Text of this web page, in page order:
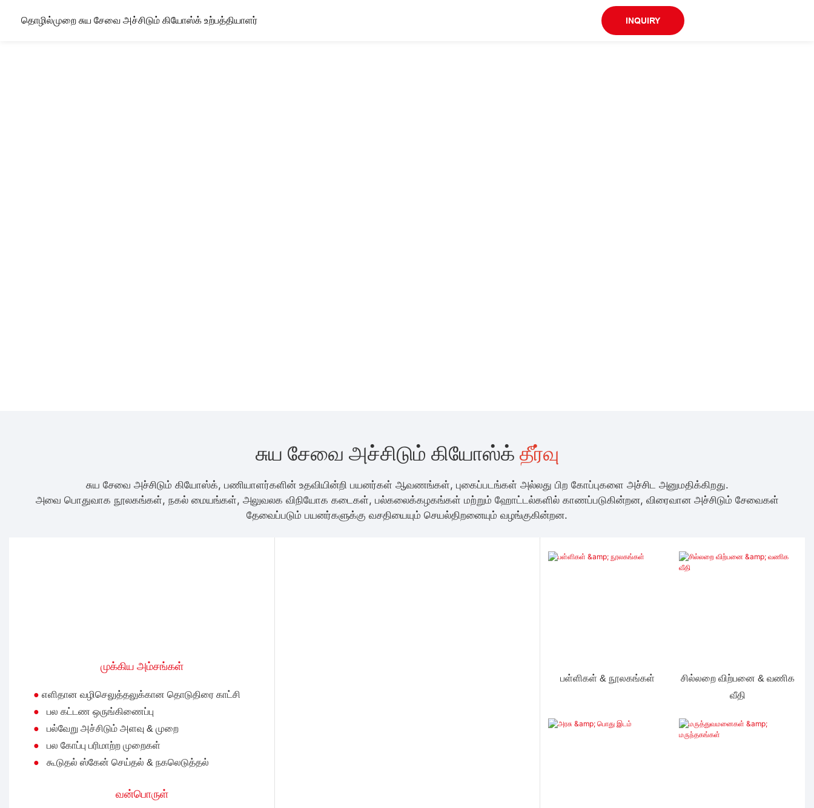
தொழில்முறை சுய சேவை அச்சிடும் கியோஸ்க் உற்பத்தியாளர் INQUIRY
சுய சேவை அச்சிடும் கியோஸ்க் தீர்வு
சுய சேவை அச்சிடும் கியோஸ்க், பணியாளர்களின் உதவியின்றி பயனர்கள் ஆவணங்கள், புகைப்படங்கள் அல்லது பிற கோப்புகளை அச்சிட அனுமதிக்கிறது.
அவை பொதுவாக நூலகங்கள், நகல் மையங்கள், அலுவலக விநியோக கடைகள், பல்கலைக்கழகங்கள் மற்றும் ஹோட்டல்களில் காணப்படுகின்றன, விரைவான அச்சிடும் சேவைகள்
தேவைப்படும் பயனர்களுக்கு வசதியையும் செயல்திறனையும் வழங்குகின்றன.
முக்கிய அம்சங்கள்
● எளிதான வழிசெலுத்தலுக்கான தொடுதிரை காட்சி
●
பல கட்டண ஒருங்கிணைப்பு
●
பல்வேறு அச்சிடும் அளவு & முறை
●
பல கோப்பு பரிமாற்ற முறைகள்
●
கூடுதல் ஸ்கேன் செய்தல் & நகலெடுத்தல்
வன்பொருள்
பள்ளிகள் & நூலகங்கள்
சில்லறை விற்பனை & வணிக
வீதி